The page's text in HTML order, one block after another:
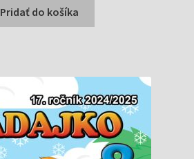
bola:
0,73 €.
je:
0,20 €.
Pridať do košíka